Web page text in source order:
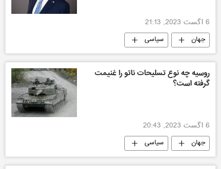
6 اگست 2023, 21:13
جهان سیاسی
روسیه چه نوع تسلیحات ناتو را غنیمت
گرفته است؟
6 اگست 2023, 20:43
جهان سیاسی